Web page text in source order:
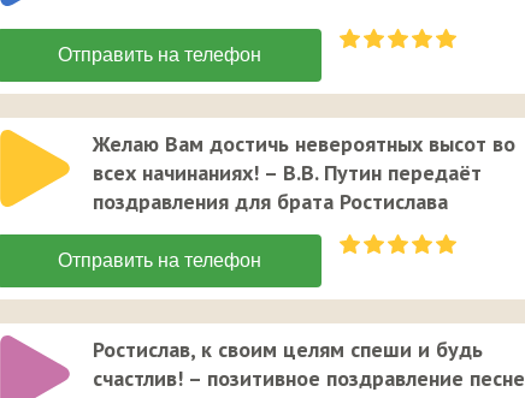
Желаю Вам достичь невероятных высот во
всех начинаниях! – В.В. Путин передаёт
поздравления для брата Ростислава
Ростислав, к своим целям спеши и будь
счастлив! – позитивное поздравление